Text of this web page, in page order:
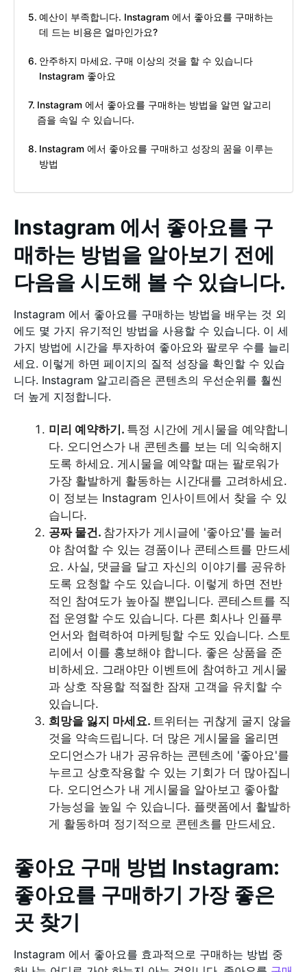
예산이 부족합니다. Instagram 에서 좋아요를 구매하는
데 드는 비용은 얼마인가요?
안주하지 마세요. 구매 이상의 것을 할 수 있습니다
Instagram 좋아요
Instagram 에서 좋아요를 구매하는 방법을 알면 알고리
즘을 속일 수 있습니다.
Instagram 에서 좋아요를 구매하고 성장의 꿈을 이루는
방법
Instagram 에서 좋아요를 구
매하는 방법을 알아보기 전에
다음을 시도해 볼 수 있습니다.
Instagram 에서 좋아요를 구매하는 방법을 배우는 것 외
에도 몇 가지 유기적인 방법을 사용할 수 있습니다. 이 세
가지 방법에 시간을 투자하여 좋아요와 팔로우 수를 늘리
세요. 이렇게 하면 페이지의 질적 성장을 확인할 수 있습
니다. Instagram 알고리즘은 콘텐츠의 우선순위를 훨씬
더 높게 지정합니다.
미리 예약하기. 특정 시간에 게시물을 예약합니
다. 오디언스가 내 콘텐츠를 보는 데 익숙해지
도록 하세요. 게시물을 예약할 때는 팔로워가
가장 활발하게 활동하는 시간대를 고려하세요.
이 정보는 Instagram 인사이트에서 찾을 수 있
습니다.
공짜 물건. 참가자가 게시글에 '좋아요'를 눌러
야 참여할 수 있는 경품이나 콘테스트를 만드세
요. 사실, 댓글을 달고 자신의 이야기를 공유하
도록 요청할 수도 있습니다. 이렇게 하면 전반
적인 참여도가 높아질 뿐입니다. 콘테스트를 직
접 운영할 수도 있습니다. 다른 회사나 인플루
언서와 협력하여 마케팅할 수도 있습니다. 스토
리에서 이를 홍보해야 합니다. 좋은 상품을 준
비하세요. 그래야만 이벤트에 참여하고 게시물
과 상호 작용할 적절한 잠재 고객을 유치할 수
있습니다.
희망을 잃지 마세요. 트위터는 귀찮게 굴지 않을
것을 약속드립니다. 더 많은 게시물을 올리면
오디언스가 내가 공유하는 콘텐츠에 '좋아요'를
누르고 상호작용할 수 있는 기회가 더 많아집니
다. 오디언스가 내 게시물을 알아보고 좋아할
가능성을 높일 수 있습니다. 플랫폼에서 활발하
게 활동하며 정기적으로 콘텐츠를 만드세요.
좋아요 구매 방법 Instagram:
좋아요를 구매하기 가장 좋은
곳 찾기
Instagram 에서 좋아요를 효과적으로 구매하는 방법 중